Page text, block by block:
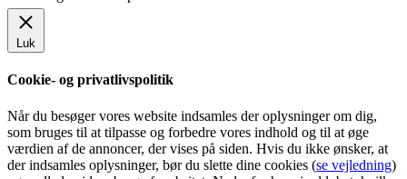
Luk
Cookie- og privatlivspolitik
Når du besøger vores website indsamles der oplysninger om dig,
som bruges til at tilpasse og forbedre vores indhold og til at øge
værdien af de annoncer, der vises på siden. Hvis du ikke ønsker, at
der indsamles oplysninger, bør du slette dine cookies (se vejledning)